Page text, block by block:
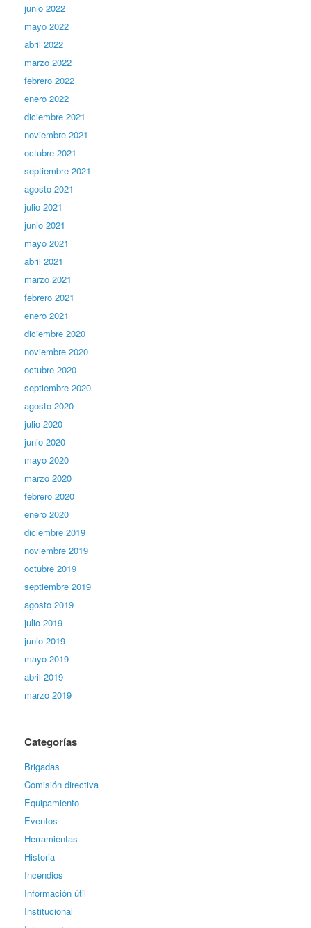
junio 2022
mayo 2022
abril 2022
marzo 2022
febrero 2022
enero 2022
diciembre 2021
noviembre 2021
octubre 2021
septiembre 2021
agosto 2021
julio 2021
junio 2021
mayo 2021
abril 2021
marzo 2021
febrero 2021
enero 2021
diciembre 2020
noviembre 2020
octubre 2020
septiembre 2020
agosto 2020
julio 2020
junio 2020
mayo 2020
marzo 2020
febrero 2020
enero 2020
diciembre 2019
noviembre 2019
octubre 2019
septiembre 2019
agosto 2019
julio 2019
junio 2019
mayo 2019
abril 2019
marzo 2019
Categorías
Brigadas
Comisión directiva
Equipamiento
Eventos
Herramientas
Historia
Incendios
Información útil
Institucional